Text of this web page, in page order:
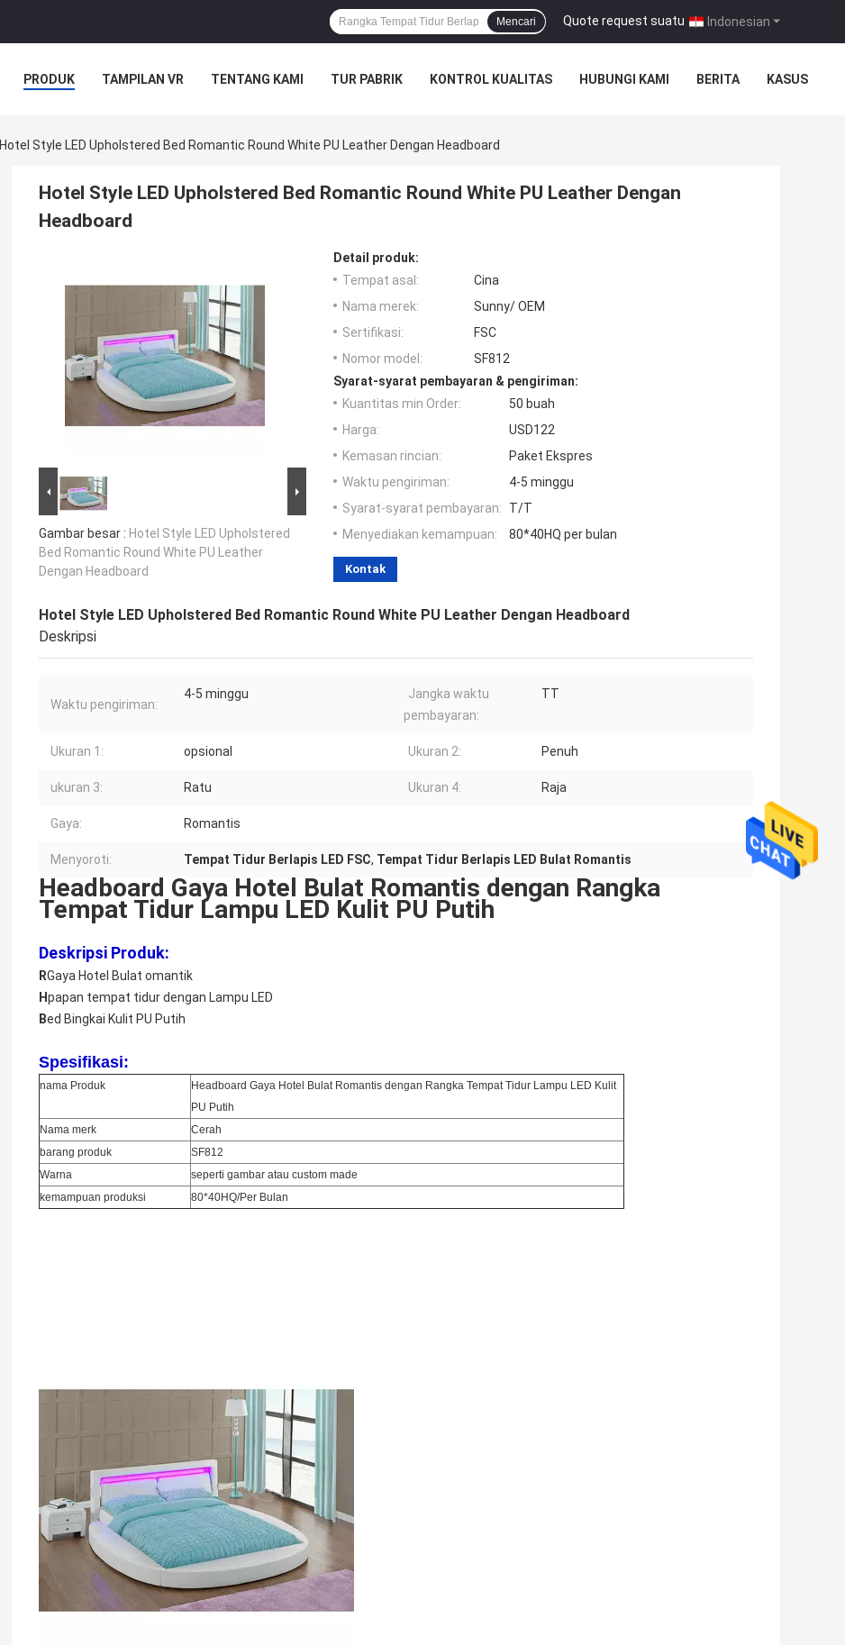
Indonesian
Quote request suatu |
Mencari
PRODUK TAMPILAN VR TENTANG KAMI TUR PABRIK KONTROL KUALITAS HUBUNGI KAMI BERITA KASUS
Hotel Style LED Upholstered Bed Romantic Round White PU Leather Dengan Headboard
Hotel Style LED Upholstered Bed Romantic Round White PU Leather Dengan
Headboard
Gambar besar : Hotel Style LED Upholstered
Bed Romantic Round White PU Leather
Dengan Headboard
Detail produk:
Tempat asal:
Cina
Nama merek:
Sunny/ OEM
Sertifikasi:
FSC
Nomor model:
SF812
Syarat-syarat pembayaran & pengiriman:
Kuantitas min Order:
50 buah
Harga:
USD122
Kemasan rincian:
Paket Ekspres
Waktu pengiriman:
4-5 minggu
Syarat-syarat pembayaran:
T/T
Menyediakan kemampuan:
80*40HQ per bulan
Kontak
Hotel Style LED Upholstered Bed Romantic Round White PU Leather Dengan Headboard
Deskripsi
Waktu pengiriman:
4-5 minggu
Jangka waktu
pembayaran:
TT
Ukuran 1: opsional Ukuran 2: Penuh
ukuran 3: Ratu Ukuran 4: Raja
Gaya: Romantis
Menyoroti: Tempat Tidur Berlapis LED FSC, Tempat Tidur Berlapis LED Bulat Romantis
Headboard Gaya Hotel Bulat Romantis dengan Rangka
Tempat Tidur Lampu LED Kulit PU Putih
Deskripsi Produk:
RGaya Hotel Bulat omantik
Hpapan tempat tidur dengan Lampu LED
Bed Bingkai Kulit PU Putih
Spesifikasi:
nama Produk
Headboard Gaya Hotel Bulat Romantis dengan Rangka Tempat Tidur Lampu LED Kulit
PU Putih
Nama merk
Cerah
barang produk
SF812
Warna
seperti gambar atau custom made
kemampuan produksi
80*40HQ/Per Bulan